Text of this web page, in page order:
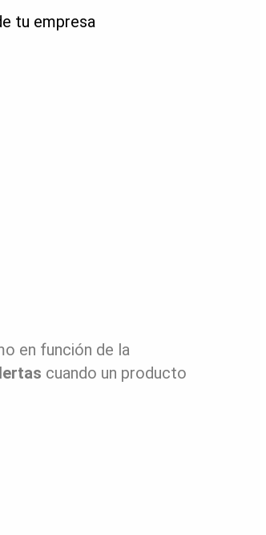
tu empresa
en función de la
cuando un producto